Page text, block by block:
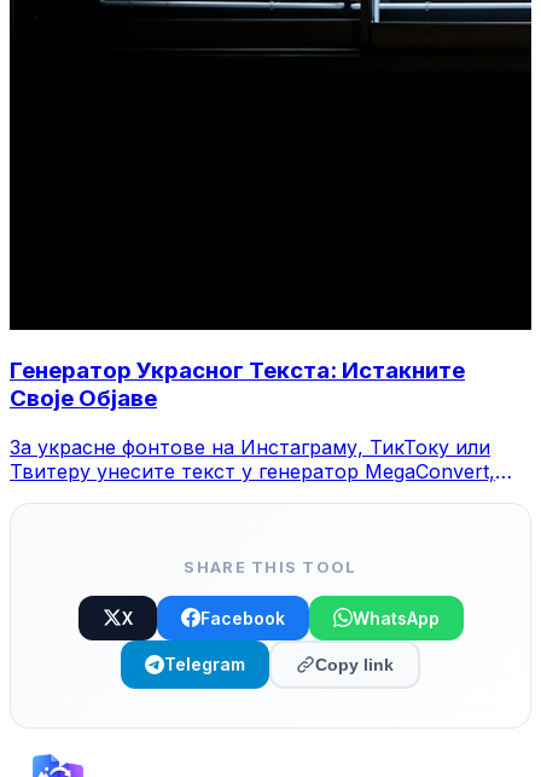
Генератор Украсног Текста: Истакните
Своје Објаве
За украсне фонтове на Инстаграму, ТикТоку или
Твитеру унесите текст у генератор MegaConvert,
SHARE THIS TOOL
X Facebook WhatsApp
Telegram Copy link